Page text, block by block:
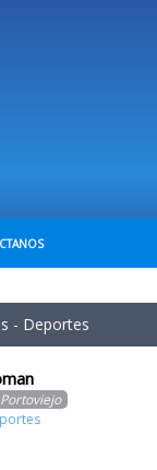
- Deportes
Portoviejo